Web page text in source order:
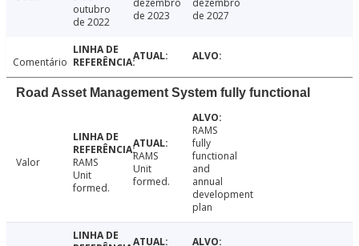
outubro
de 2022
de 2023
de 2027
Comentário
Road Asset Management System fully functional
Valor
RAMS
Unit
formed.
RAMS
Unit
formed.
RAMS
fully
functional
and
annual
development
plan